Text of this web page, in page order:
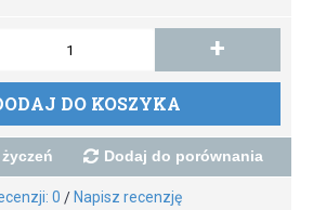
+
DO KOSZYKA
Dodaj do porównania
0 / Napisz recenzję